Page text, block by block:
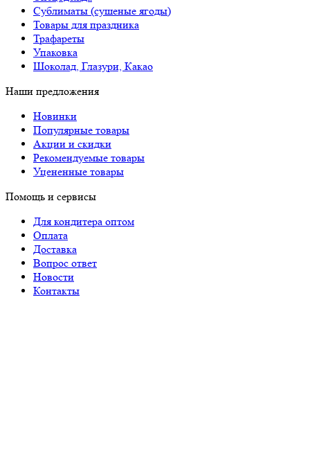
Сублиматы (сушеные ягоды)
Товары для праздника
Трафареты
Упаковка
Шоколад, Глазури, Какао
Наши предложения
Новинки
Популярные товары
Акции и скидки
Рекомендуемые товары
Уцененные товары
Помощь и сервисы
Для кондитера оптом
Оплата
Доставка
Вопрос ответ
Новости
Контакты